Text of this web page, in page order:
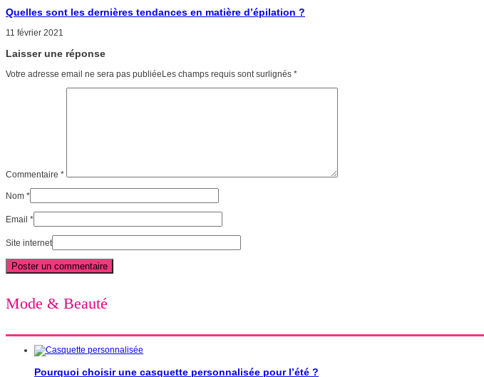
Quelles sont les dernières tendances en matière d’épilation ?
11 février 2021
Laisser une réponse
Votre adresse email ne sera pas publiéeLes champs requis sont surlignés *
Commentaire *
Nom *
Email *
Site internet
Mode & Beauté
Pourquoi choisir une casquette personnalisée pour l’été ?